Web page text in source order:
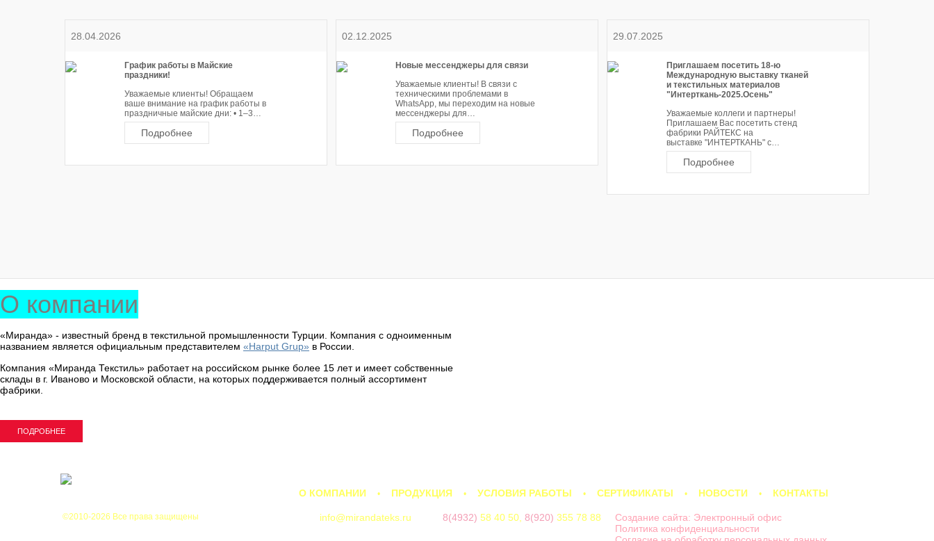
28.04.2026
График работы в Майские
праздники!
Уважаемые клиенты! Обращаем
ваше внимание на график работы в
праздничные майские дни: • 1–3…
Подробнее
02.12.2025
Новые мессенджеры для связи
Уважаемые клиенты! В связи с
техническими проблемами в
WhatsApp, мы переходим на новые
мессенджеры для…
Подробнее
29.07.2025
Приглашаем посетить 18-ю
Международную выставку тканей
и текстильных материалов
"Интерткань-2025.Осень"
Уважаемые коллеги и партнеры!
Приглашаем Вас посетить стенд
фабрики РАЙТЕКС на
выставке "ИНТЕРТКАНЬ" с…
Подробнее
О компании
«Миранда» - известный бренд в текстильной промышленности Турции. Компания с одноименным
названием является официальным представителем «Harput Grup» в России.
Компания «Миранда Текстиль» работает на российском рынке более 15 лет и имеет собственные
склады в г. Иваново и Московской области, на которых поддерживается полный ассортимент
фабрики.
ПОДРОБНЕЕ
©2010-2026 Все права защищены
О КОМПАНИИ ПРОДУКЦИЯ УСЛОВИЯ РАБОТЫ СЕРТИФИКАТЫ НОВОСТИ КОНТАКТЫ
info@mirandateks.ru 8(4932) 58 40 50, 8(920) 355 78 88
Создание сайта: Электронный офис
Политика конфиденциальности